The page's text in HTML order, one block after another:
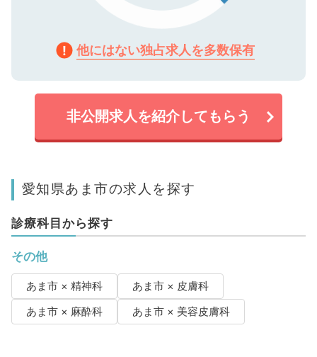
他にはない独占求人を多数保有
非公開求人を紹介してもらう
愛知県あま市の求人を探す
診療科目から探す
その他
あま市 × 精神科
あま市 × 皮膚科
あま市 × 麻酔科
あま市 × 美容皮膚科